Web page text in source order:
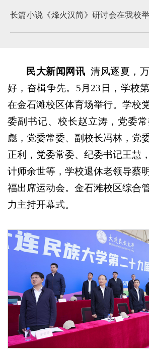
长篇小说《烽火汉简》研讨会在我校
民大新闻网讯清风逐夏，
好，奋楫争先。5月23日，学校
在金石滩校区体育场举行。学校
委副书记、校长赵立涛，党委
彪，党委常委、副校长冯林，党
正利，党委常委、纪委书记王慧
计师余世等，学校退休老领导蔡
福出席运动会。金石滩校区综合
力主持开幕式。